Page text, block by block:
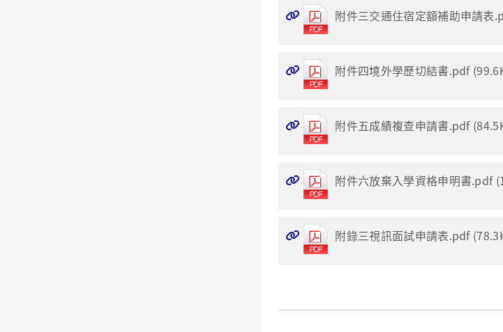
附件三交通住宿定額補助申請表
附件四境外學歷切結書.pdf
附件五成績複查申請書.pdf
附件六放棄入學資格申明書.pdf
附錄三視訊面試申請表.pdf